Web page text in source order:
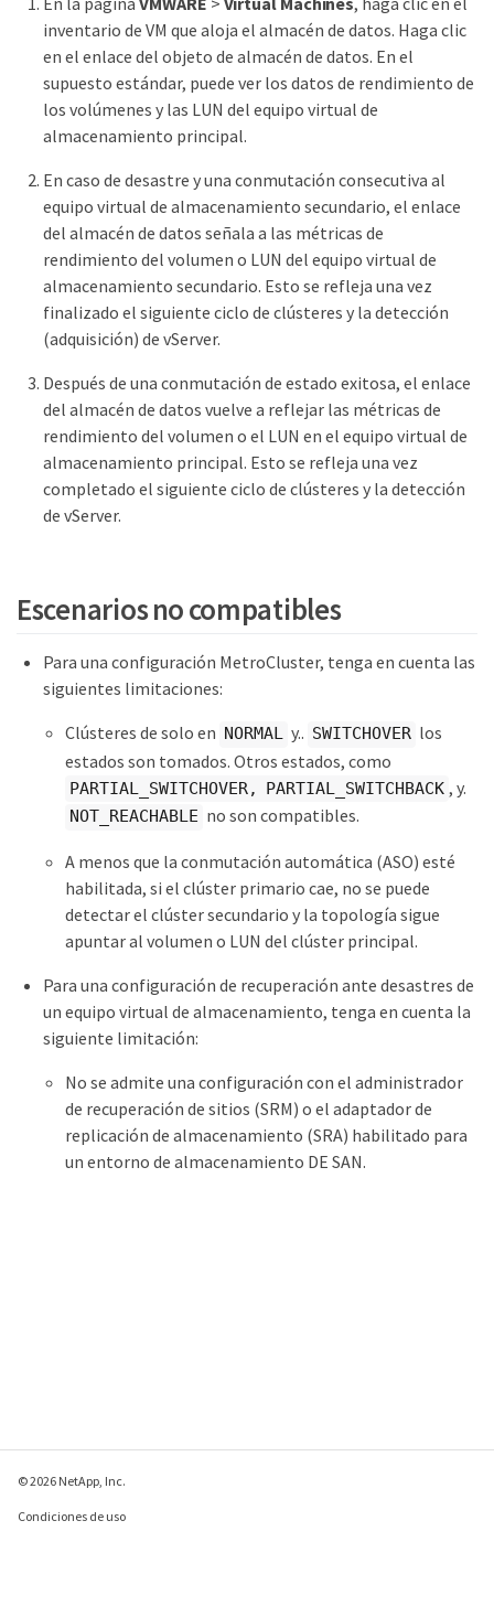
inventario de VM que aloja el almacén de datos. Haga clic
en el enlace del objeto de almacén de datos. En el
supuesto estándar, puede ver los datos de rendimiento de
los volúmenes y las LUN del equipo virtual de
almacenamiento principal.
En caso de desastre y una conmutación consecutiva al
equipo virtual de almacenamiento secundario, el enlace
del almacén de datos señala a las métricas de
rendimiento del volumen o LUN del equipo virtual de
almacenamiento secundario. Esto se refleja una vez
finalizado el siguiente ciclo de clústeres y la detección
(adquisición) de vServer.
Después de una conmutación de estado exitosa, el enlace
del almacén de datos vuelve a reflejar las métricas de
rendimiento del volumen o el LUN en el equipo virtual de
almacenamiento principal. Esto se refleja una vez
completado el siguiente ciclo de clústeres y la detección
de vServer.
Escenarios no compatibles
Para una configuración MetroCluster, tenga en cuenta las
siguientes limitaciones:
Clústeres de solo en NORMAL y.. SWITCHOVER los
estados son tomados. Otros estados, como
PARTIAL_SWITCHOVER, PARTIAL_SWITCHBACK , y.
NOT_REACHABLE no son compatibles.
A menos que la conmutación automática (ASO) esté
habilitada, si el clúster primario cae, no se puede
detectar el clúster secundario y la topología sigue
apuntar al volumen o LUN del clúster principal.
Para una configuración de recuperación ante desastres de
un equipo virtual de almacenamiento, tenga en cuenta la
siguiente limitación:
No se admite una configuración con el administrador
de recuperación de sitios (SRM) o el adaptador de
replicación de almacenamiento (SRA) habilitado para
un entorno de almacenamiento DE SAN.
© 2026 NetApp, Inc.
Condiciones de uso